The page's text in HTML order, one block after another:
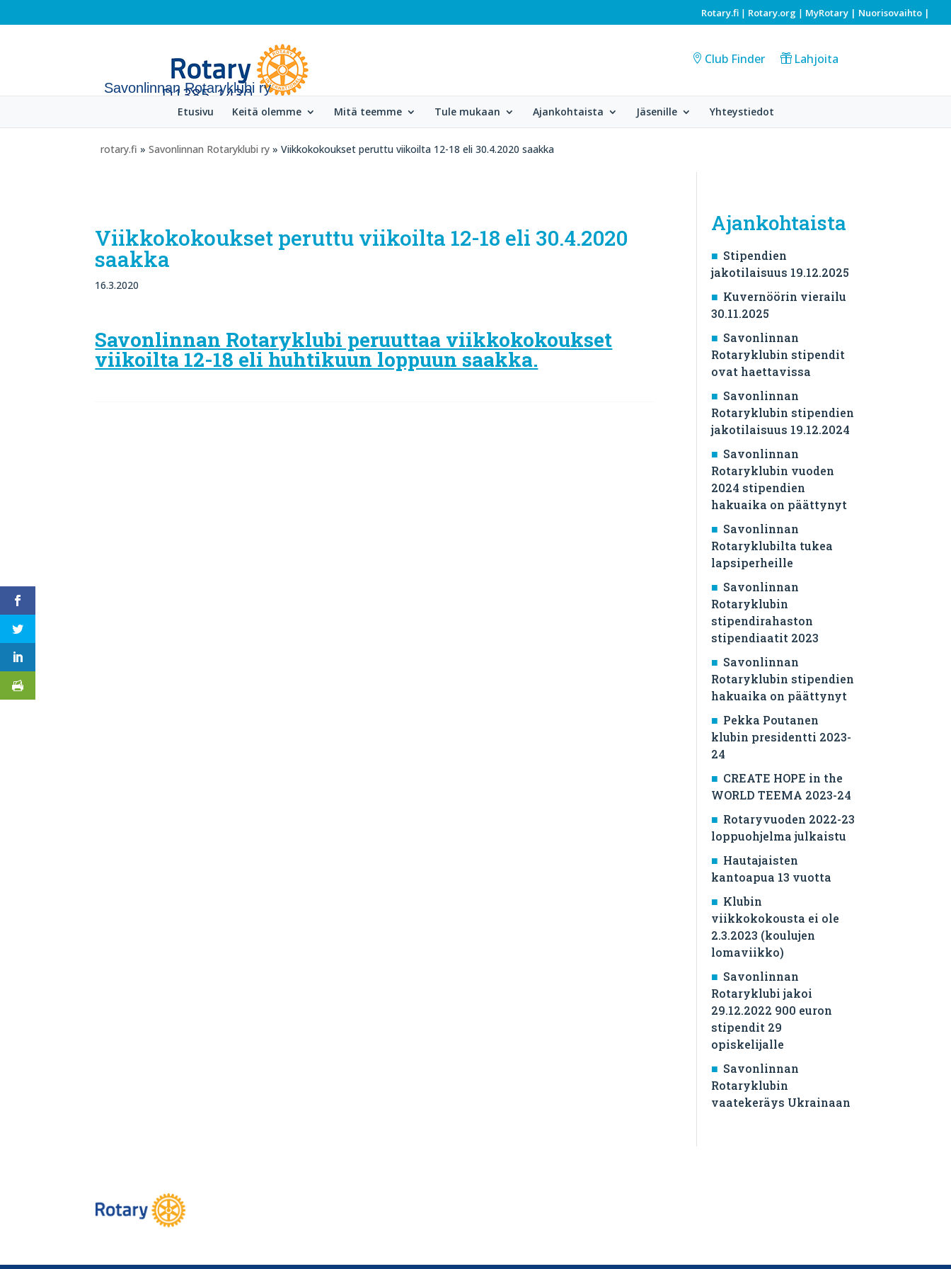
Rotary.fi | Rotary.org | MyRotary | Nuorisovaihto |
Savonlinnan Rotaryklubi ry
Club Finder Lahjoita
Etusivu Keitä olemme Mitä teemme Tule mukaan Ajankohtaista Jäsenille Yhteystiedot
rotary.fi » Savonlinnan Rotaryklubi ry » Viikkokokoukset peruttu viikoilta 12-18 eli 30.4.2020 saakka
Viikkokokoukset peruttu viikoilta 12-18 eli 30.4.2020
saakka
16.3.2020
Savonlinnan Rotaryklubi peruuttaa viikkokokoukset
viikoilta 12-18 eli huhtikuun loppuun saakka.
Ajankohtaista
Stipendien
jakotilaisuus 19.12.2025
Kuvernöörin vierailu
30.11.2025
Savonlinnan
Rotaryklubin stipendit
ovat haettavissa
Savonlinnan
Rotaryklubin stipendien
jakotilaisuus 19.12.2024
Savonlinnan
Rotaryklubin vuoden
2024 stipendien
hakuaika on päättynyt
Savonlinnan
Rotaryklubilta tukea
lapsiperheille
Savonlinnan
Rotaryklubin
stipendirahaston
stipendiaatit 2023
Savonlinnan
Rotaryklubin stipendien
hakuaika on päättynyt
Pekka Poutanen
klubin presidentti 2023-
24
CREATE HOPE in the
WORLD TEEMA 2023-24
Rotaryvuoden 2022-23
loppuohjelma julkaistu
Hautajaisten
kantoapua 13 vuotta
Klubin
viikkokokousta ei ole
2.3.2023 (koulujen
lomaviikko)
Savonlinnan
Rotaryklubi jakoi
29.12.2022 900 euron
stipendit 29
opiskelijalle
Savonlinnan
Rotaryklubin
vaatekeräys Ukrainaan